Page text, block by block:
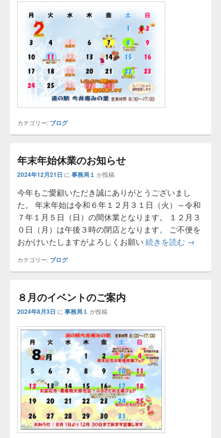
カテゴリー: ブログ
年末年始休業のお知らせ
2024年12月21日 に 事務局１ が投稿
今年もご愛顧いただき誠にありがとうございまし
た。 年末年始は令和６年１２月３１日（火）～令和
７年１月５日（日）の間休業となります。 １２月３
０日（月）は午後３時の閉店となります。 ご不便を
おかけいたしますがよろしくお願い 続きを読む 年末年
→
カテゴリー: ブログ
８月のイベントのご案内
2024年8月3日 に 事務局１ が投稿